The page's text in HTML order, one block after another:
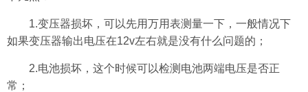
1.变压器损坏，可以先用万用表测量一下，一般情况下
如果变压器输出电压在12v左右就是没有什么问题的；
2.电池损坏，这个时候可以检测电池两端电压是否正
常；